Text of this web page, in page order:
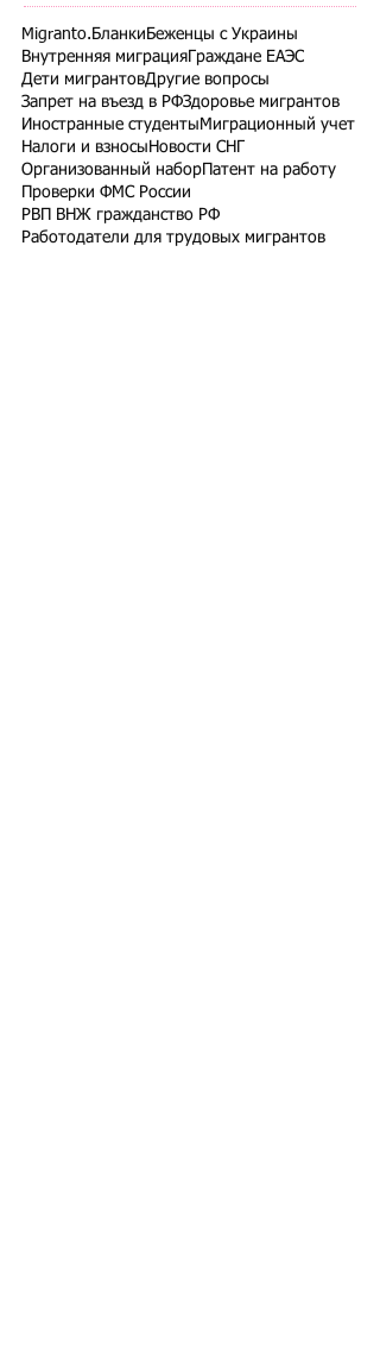
Migranto.Бланки Беженцы с Украины
Внутренняя миграция Граждане ЕАЭС
Дети мигрантовДругие вопросы
Запрет на въезд в РФЗдоровье мигрантов
Иностранные студенты Миграционный учет
Налоги и взносы Новости СНГ
Организованный набор Патент на работу
Проверки ФМС России
РВП ВНЖ гражданство РФ
Работодатели для трудовых мигрантов